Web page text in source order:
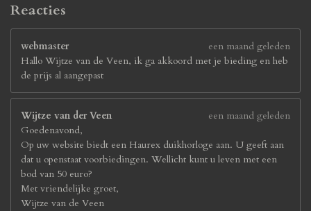
Reacties
webmaster
een maand geleden
Hallo Wijtze van de Veen, ik ga akkoord met je bieding en heb
de prijs al aangepast
Wijtze van der Veen
een maand geleden
Goedenavond,
Op uw website biedt een Haurex duikhorloge aan. U geeft aan
dat u openstaat voorbiedingen. Wellicht kunt u leven met een
bod van 50 euro?
Met vriendelijke groet,
Wijtze van de Veen